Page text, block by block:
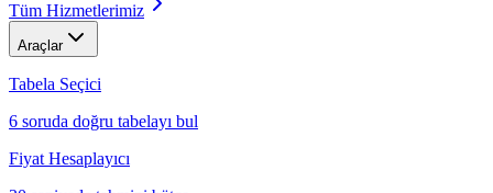
Tüm Hizmetlerimiz
Araçlar
Tabela Seçici
6 soruda doğru tabelayı bul
Fiyat Hesaplayıcı